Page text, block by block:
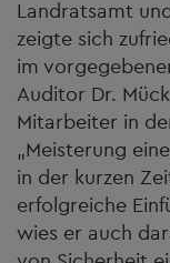
Landratsamt
zeigte sich
im
Auditor Dr.
Mitarbeiter in
„Meisterung
in der kurzen
erfolgreiche
wies er auch